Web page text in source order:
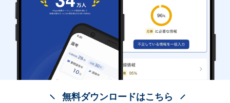
無料ダウンロードはこちら